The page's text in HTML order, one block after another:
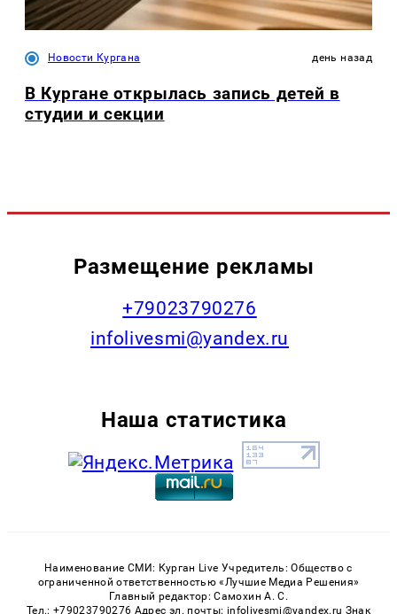
Новости Кургана день назад
В Кургане открылась запись детей в
студии и секции
Размещение рекламы
+79023790276
infolivesmi@yandex.ru
Наша статистика
Наименование СМИ: Курган Live Учредитель: Общество с
ограниченной ответственностью «Лучшие Медиа Решения»
Главный редактор: Самохин А. С.
Тел.: +79023790276 Адрес эл. почты: infolivesmi@yandex.ru Знак